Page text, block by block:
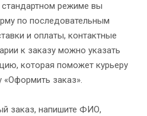
режиме вы
по последовательным
и оплаты, контактные
к заказу можно указать
которая поможет курьеру
«Оформить заказ».
заказ, напишите ФИО,